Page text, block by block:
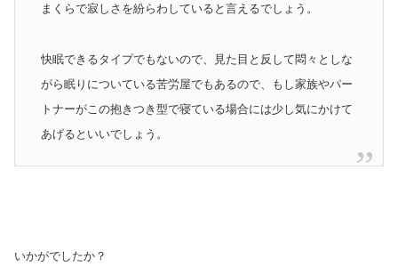
まくらで寂しさを紛らわしていると言えるでしょう。
快眠できるタイプでもないので、見た目と反して悶々としな
がら眠りについている苦労屋でもあるので、もし家族やパー
トナーがこの抱きつき型で寝ている場合には少し気にかけて
あげるといいでしょう。
いかがでしたか？